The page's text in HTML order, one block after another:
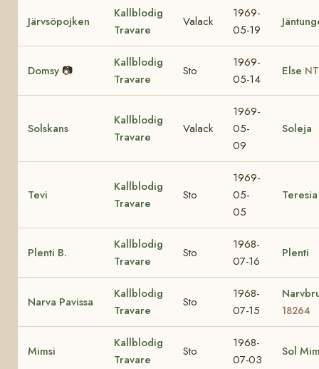
Järvsöpojken
Kallblodig
Travare
Valack
1969-
05-19
Domsy 📷
Kallblodig
Travare
Sto
1969-
05-14
Else
Solskans
Kallblodig
Travare
Valack
1969-
05-
09
Soleja
Tevi
Kallblodig
Travare
Sto
1969-
05-
05
Teresia
Plenti B.
Kallblodig
Travare
Sto
1968-
07-16
Plenti
Narva Pavissa
Kallblodig
Travare
Sto
1968-
07-15
18264
Mimsi
Kallblodig
Travare
Sto
1968-
07-03
Sol